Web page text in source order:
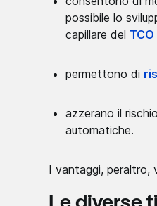
possibile lo
capillare del TCO
permettono di
azzerano il
automatiche.
I vantaggi, peraltro,